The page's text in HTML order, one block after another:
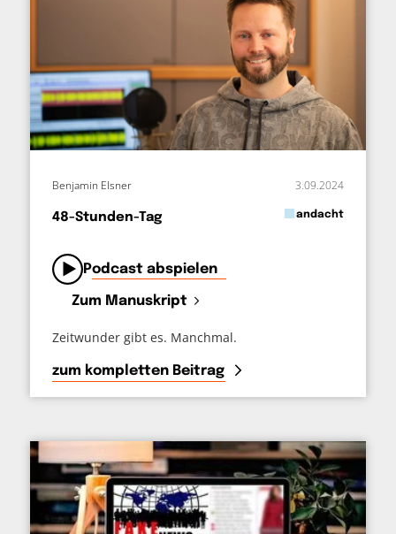
48-Stunden-Tag
3.09.2024
inandacht
Benjamin Elsner
Podcast abspielen
Zum Manuskript
Zeitwunder gibt es. Manchmal.
zum kompletten Beitrag